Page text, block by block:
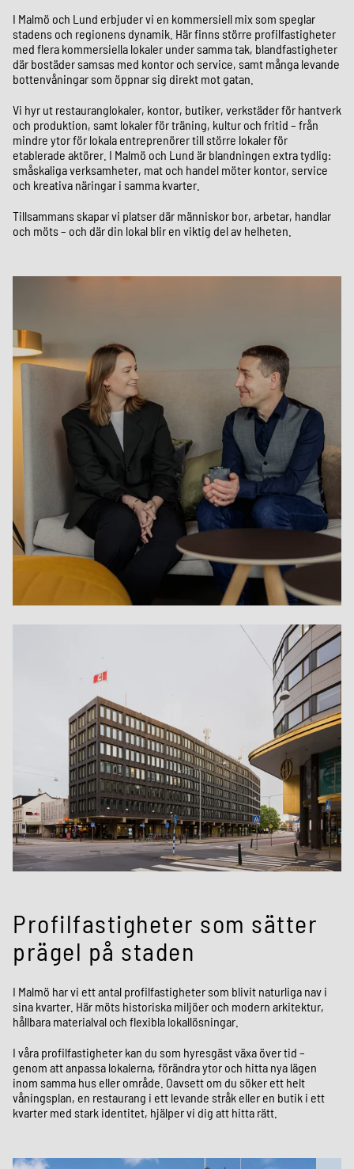
I Malmö och Lund erbjuder vi en kommersiell mix som speglar
stadens och regionens dynamik. Här finns större profilfastigheter
med flera kommersiella lokaler under samma tak, blandfastigheter
där bostäder samsas med kontor och service, samt många levande
bottenvåningar som öppnar sig direkt mot gatan.
Vi hyr ut restauranglokaler, kontor, butiker, verkstäder för hantverk
och produktion, samt lokaler för träning, kultur och fritid – från
mindre ytor för lokala entreprenörer till större lokaler för
etablerade aktörer. I Malmö och Lund är blandningen extra tydlig:
småskaliga verksamheter, mat och handel möter kontor, service
och kreativa näringar i samma kvarter.
Tillsammans skapar vi platser där människor bor, arbetar, handlar
och möts – och där din lokal blir en viktig del av helheten.
Profilfastigheter som sätter
prägel på staden
I Malmö har vi ett antal profilfastigheter som blivit naturliga nav i
sina kvarter. Här möts historiska miljöer och modern arkitektur,
hållbara materialval och flexibla lokallösningar.
I våra profilfastigheter kan du som hyresgäst växa över tid –
genom att anpassa lokalerna, förändra ytor och hitta nya lägen
inom samma hus eller område. Oavsett om du söker ett helt
våningsplan, en restaurang i ett levande stråk eller en butik i ett
kvarter med stark identitet, hjälper vi dig att hitta rätt.